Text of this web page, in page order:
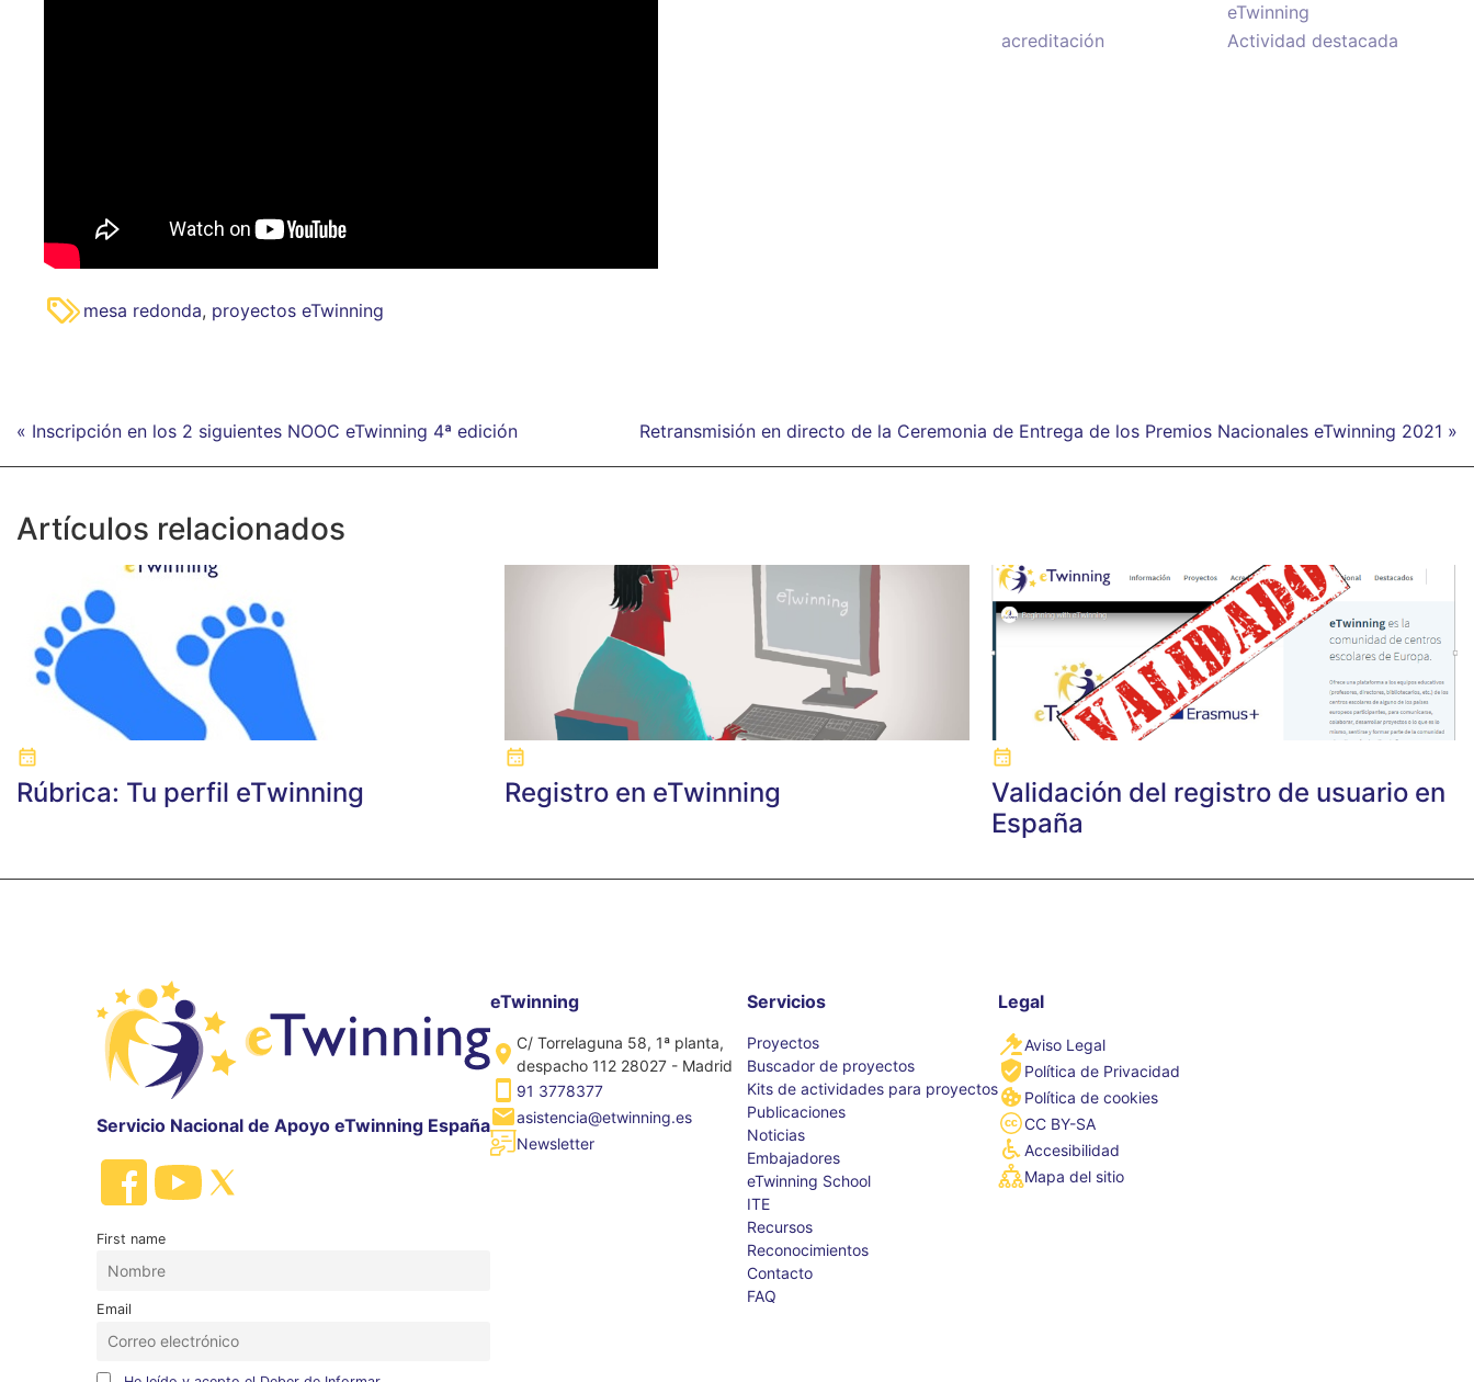
mesa redonda, proyectos eTwinning
eTwinning
acreditación
Actividad destacada
« Inscripción en los 2 siguientes NOOC eTwinning 4ª edición Retransmisión en directo de la Ceremonia de Entrega de los Premios Nacionales eTwinning 2021 »
Artículos relacionados
Rúbrica: Tu perfil eTwinning Registro en eTwinning
Validación del registro de usuario en
España
Servicio Nacional de Apoyo eTwinning España
First name
Email
eTwinning
C/ Torrelaguna 58, 1ª planta,
despacho 112 28027 - Madrid
91 3778377
asistencia@etwinning.es
Newsletter
Servicios
Proyectos
Buscador de proyectos
Kits de actividades para proyectos
Publicaciones
Noticias
Embajadores
eTwinning School
ITE
Recursos
Reconocimientos
Contacto
FAQ
Legal
Aviso Legal
Política de Privacidad
Política de cookies
CC BY-SA
Accesibilidad
Mapa del sitio